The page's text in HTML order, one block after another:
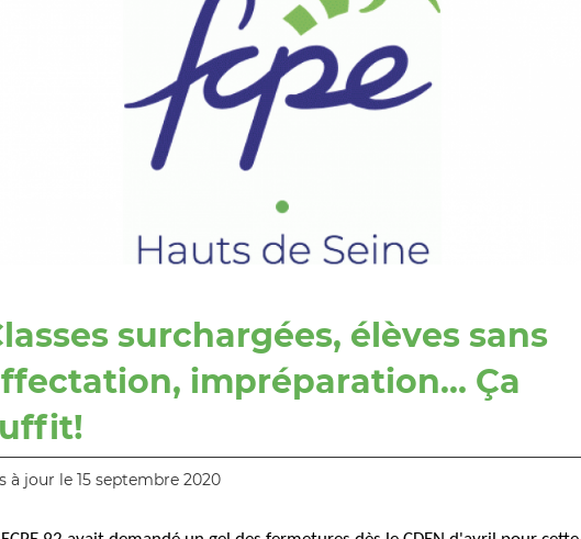
surchargées, élèves sans
impréparation… Ça
à jour le 15 septembre 2020